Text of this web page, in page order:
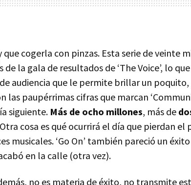
que cogerla con pinzas. Esta serie de veinte
la gala de resultados de ‘The Voice’, lo
audiencia que le permite brillar un
las paupérrimas cifras que marcan
siguiente. Más de ocho millones, más de
cosa es qué ocurrirá el día que pierdan el
musicales. ‘Go On’ también pareció un
en la calle (otra vez).
no es materia de éxito, no transmite